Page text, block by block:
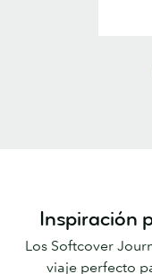
Inspiración
Los Softcover
viaje perfecto